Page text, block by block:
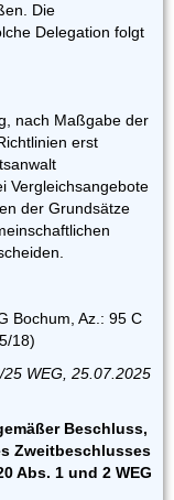
Die
Delegation folgt
nach Maßgabe der
erst
Vergleichsangebote
der Grundsätze
Bochum, Az.: 95 C
18)
WEG, 25.07.2025
Beschluss,
Zweitbeschlusses
Abs. 1 und 2 WEG